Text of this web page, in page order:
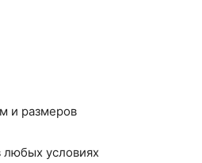
и размеров
любых условиях